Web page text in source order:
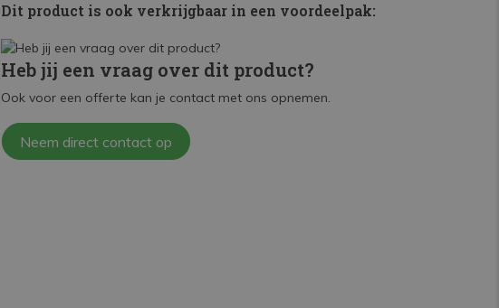
Dit product is ook verkrijgbaar in een voordeelpak:
Heb jij een vraag over dit product?
Ook voor een offerte kan je contact met ons opnemen.
Neem direct contact op